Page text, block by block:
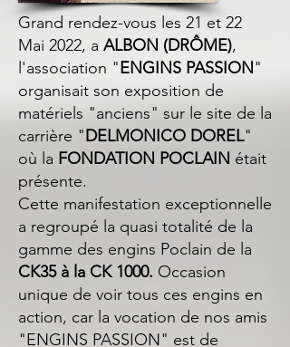
Grand rendez-vous les 21 et 22
Mai 2022, a ALBON (DRÔME),
l'association "ENGINS PASSION"
organisait son exposition de
matériels "anciens" sur le site de la
carrière "DELMONICO DOREL"
où la FONDATION POCLAIN était
présente.
Cette manifestation exceptionnelle
a regroupé la quasi totalité de la
gamme des engins Poclain de la
CK35 à la CK 1000. Occasion
unique de voir tous ces engins en
action, car la vocation de nos amis
"ENGINS PASSION" est de